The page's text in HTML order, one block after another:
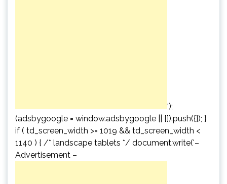
‘);
(adsbygoogle = window.adsbygoogle || []).push({}); }
if ( td_screen_width >= 1019 && td_screen_width <
1140 ) { /* landscape tablets */ document.write('–
Advertisement –